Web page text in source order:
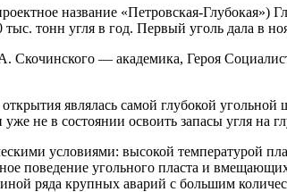
название «Петровская-Глубокая»)
тонн угля в год. Первый уголь дала в
— академика, Героя
являлась самой глубокой
не в состоянии освоить запасы угля на
условиями: высокой температурой
поведение угольного пласта и
ряда крупных аварий с большим